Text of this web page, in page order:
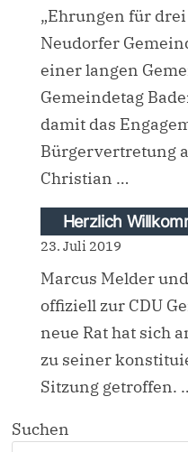
„Ehrungen für
Neudorfer
einer langen
Gemeindetag
damit das
Bürgervertretung
Christian …
Herzlich
23. Juli 2019
Marcus Melder
offiziell zur CDU
neue Rat hat sich
zu seiner
Sitzung getroffen.
Suchen